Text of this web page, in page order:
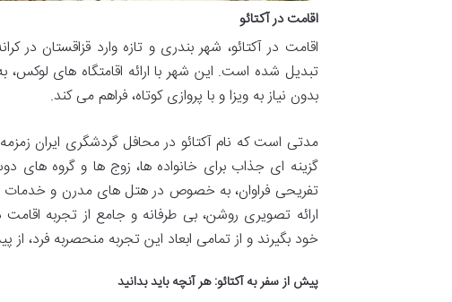
اقامت در آکتائو
اقامت در آکتائو، شهر بندری و تازه وارد قزاقستان در
تبدیل شده است. این شهر با ارائه اقامتگاه های لوکس،
بدون نیاز به ویزا و با پروازی کوتاه، فراهم می کند.
مدتی است که نام آکتائو در محافل گردشگری ایران
گزینه ای جذاب برای خانواده ها، زوج ها و گروه های
ارائه تصویری روشن، بی طرفانه و جامع از تجربه
خود بگیرند و از تمامی ابعاد این تجربه منحصربه فرد،
پیش از سفر به آکتائو: هر آنچه باید بدانید